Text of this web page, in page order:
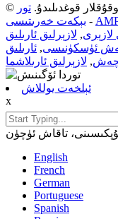
تور
بېكەت خەرىتىسى -
لازېرى, لازېرلىق ئارىلىق
ئۈسكۈنىسى, ئارىلىق
, لازېرلىق ئارىلاشما
ئېلخەت يوللاش
x
English
French
German
Portuguese
Spanish